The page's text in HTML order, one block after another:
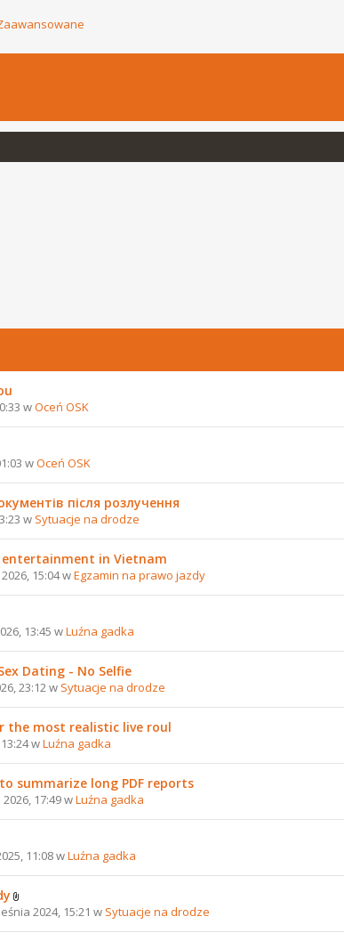
wOceń OSK
wOceń OSK
після розлучення
w Sytuacje na drodze
entertainment in Vietnam
15:04 wEgzamin na prawo jazdy
13:45 wLuźna gadka
Dating - No Selfie
23:12 w Sytuacje na drodze
the most realistic live roul
wLuźna gadka
summarize long PDF reports
17:49 wLuźna gadka
11:08 wLuźna gadka
2024, 15:21 w Sytuacje na drodze